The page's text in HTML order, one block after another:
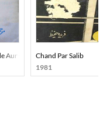
Aur Qaumi ZabanChand Par Salib
1981